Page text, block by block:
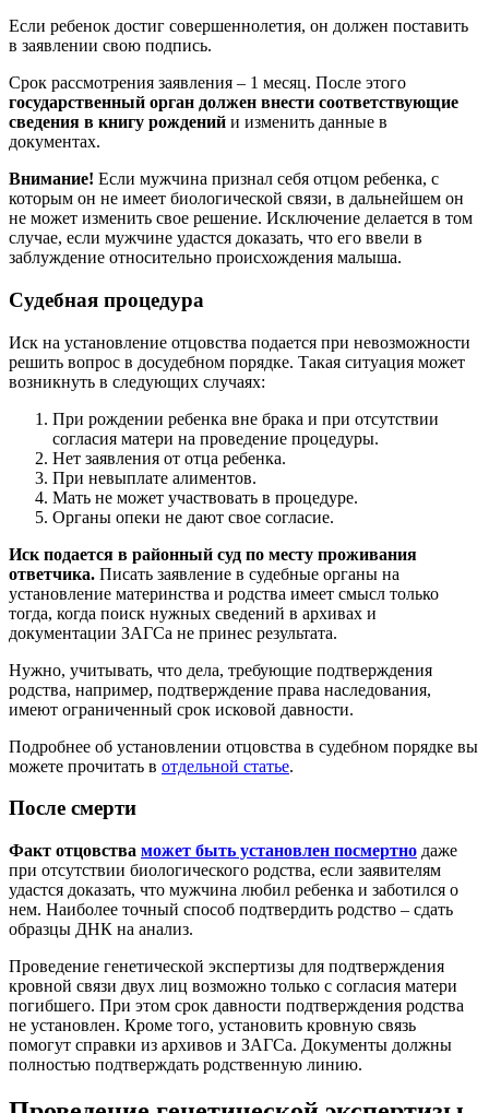
Если ребенок достиг совершеннолетия, он должен поставить
в заявлении свою подпись.
Срок рассмотрения заявления – 1 месяц. После этого
государственный орган должен внести соответствующие
сведения в книгу рождений и изменить данные в
документах.
Внимание! Если мужчина признал себя отцом ребенка, с
которым он не имеет биологической связи, в дальнейшем он
не может изменить свое решение. Исключение делается в том
случае, если мужчине удастся доказать, что его ввели в
заблуждение относительно происхождения малыша.
Судебная процедура
Иск на установление отцовства подается при невозможности
решить вопрос в досудебном порядке. Такая ситуация может
возникнуть в следующих случаях:
При рождении ребенка вне брака и при отсутствии
согласия матери на проведение процедуры.
Нет заявления от отца ребенка.
При невыплате алиментов.
Мать не может участвовать в процедуре.
Органы опеки не дают свое согласие.
Иск подается в районный суд по месту проживания
ответчика. Писать заявление в судебные органы на
установление материнства и родства имеет смысл только
тогда, когда поиск нужных сведений в архивах и
документации ЗАГСа не принес результата.
Нужно, учитывать, что дела, требующие подтверждения
родства, например, подтверждение права наследования,
имеют ограниченный срок исковой давности.
Подробнее об установлении отцовства в судебном порядке вы
можете прочитать в отдельной статье.
После смерти
Факт отцовства может быть установлен посмертно даже
при отсутствии биологического родства, если заявителям
удастся доказать, что мужчина любил ребенка и заботился о
нем. Наиболее точный способ подтвердить родство – сдать
образцы ДНК на анализ.
Проведение генетической экспертизы для подтверждения
кровной связи двух лиц возможно только с согласия матери
погибшего. При этом срок давности подтверждения родства
не установлен. Кроме того, установить кровную связь
помогут справки из архивов и ЗАГСа. Документы должны
полностью подтверждать родственную линию.